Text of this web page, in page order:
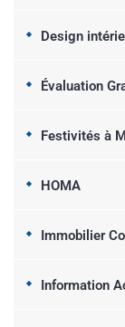
Design
Évaluation
Festivités à
HOMA
Immobilier
Information